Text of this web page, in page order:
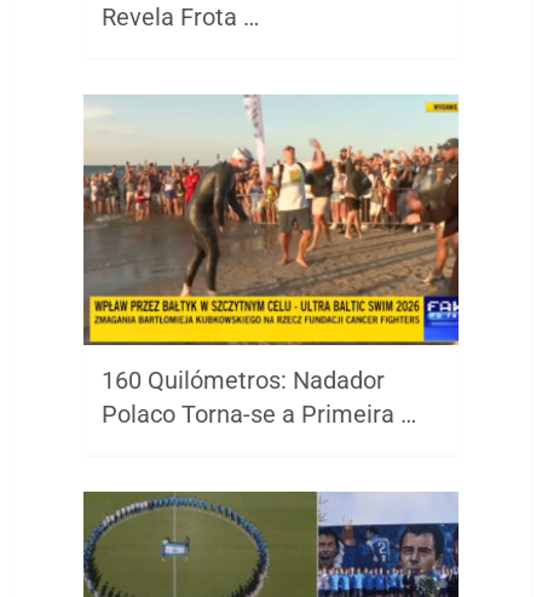
Revela Frota …
160 Quilómetros: Nadador
Polaco Torna-se a Primeira …